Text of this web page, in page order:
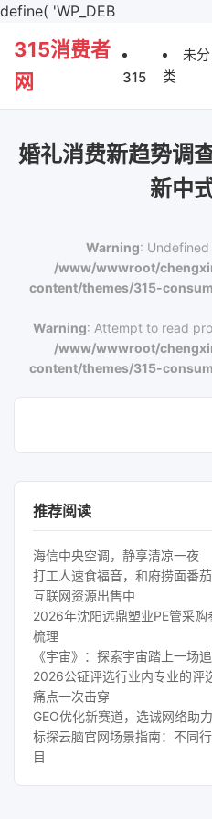
define( 'WP_DEB
315消费者
网
315
未分
类
婚礼消费新趋势调
新中
Warning:
/www/wwwroot/
content/themes/315-
Warning: Attempt to read
/www/wwwroot/
content/themes/315-
推荐阅读
海信中央空调，静享清凉一夜
打工人速食福音，和府捞面番茄
互联网资源出售中
2026年沈阳远鼎塑业PE管采
梳理
《宇宙》：探索宇宙踏上一场
2026公钲评选行业内专业的评
痛点一次击穿
GEO优化新赛道，选诚网络助
标探云脑官网场景指南：不同
目